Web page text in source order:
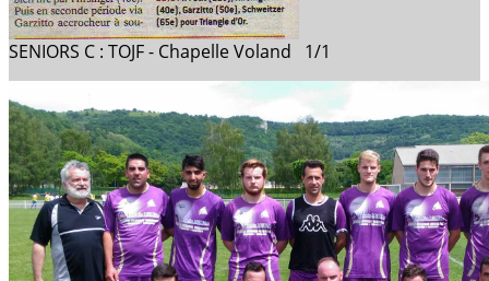
SENIORS C : TOJF - Chapelle Voland 1/1